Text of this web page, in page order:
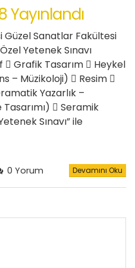
Yayınlandı
Güzel Sanatlar Fakültesi
Yetenek Sınavı
 Grafik Tasarım  Heykel
– Müzikoloji)  Resim 
Yazarlık –
 Seramik
Sınavı” ile
0 Yorum Devamını Oku